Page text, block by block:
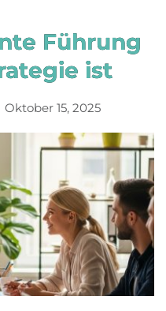
Führung
ist
Oktober 15, 2025